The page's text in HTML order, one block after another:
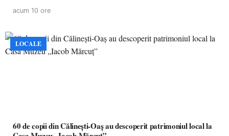
acum 10 ore
LOCALE
60 de copii din Călinești-Oaș au descoperit patrimoniul local la